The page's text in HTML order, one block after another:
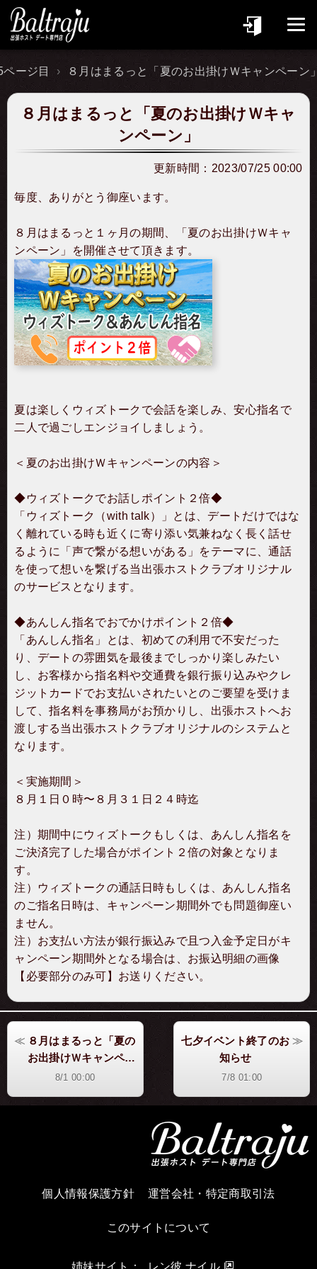
ページ目 ８月はまるっと「夏のお出掛けＷキャンペーン
８月はまるっと「夏のお出掛けＷキャ
ンペーン」
更新時間： 2023/07/25 00:00
毎度、ありがとう御座います。
８月はまるっと１ヶ月の期間、「夏のお出掛けＷキャ
ンペーン」を開催させて頂きます。
夏は楽しくウィズトークで会話を楽しみ、安心指名で
二人で過ごしエンジョイしましょう。
＜夏のお出掛けＷキャンペーンの内容＞
◆ウィズトークでお話しポイント２倍◆
「ウィズトーク（with talk）」とは、デートだけではな
く離れている時も近くに寄り添い気兼ねなく長く話せ
るように「声で繋がる想いがある」をテーマに、通話
を使って想いを繋げる当出張ホストクラブオリジナル
のサービスとなります。
◆あんしん指名でおでかけポイント２倍◆
「あんしん指名」とは、初めての利用で不安だった
り、デートの雰囲気を最後までしっかり楽しみたい
し、お客様から指名料や交通費を銀行振り込みやクレ
ジットカードでお支払いされたいとのご要望を受けま
して、指名料を事務局がお預かりし、出張ホストへお
渡しする当出張ホストクラブオリジナルのシステムと
なります。
＜実施期間＞
８月１日０時〜８月３１日２４時迄
注）期間中にウィズトークもしくは、あんしん指名を
ご決済完了した場合がポイント２倍の対象となりま
す。
注）ウィズトークの通話日時もしくは、あんしん指名
のご指名日時は、キャンペーン期間外でも問題御座い
ません。
注）お支払い方法が銀行振込みで且つ入金予定日がキ
ャンペーン期間外となる場合は、お振込明細の画像
【必要部分のみ可】お送りください。
８月はまるっと「夏の
お出掛けＷキャンペー
ン」を開催中
8/1 00:00
七夕イベント終了のお
知らせ
7/8 01:00
個人情報保護方針 運営会社・特定商取引法
このサイトについて